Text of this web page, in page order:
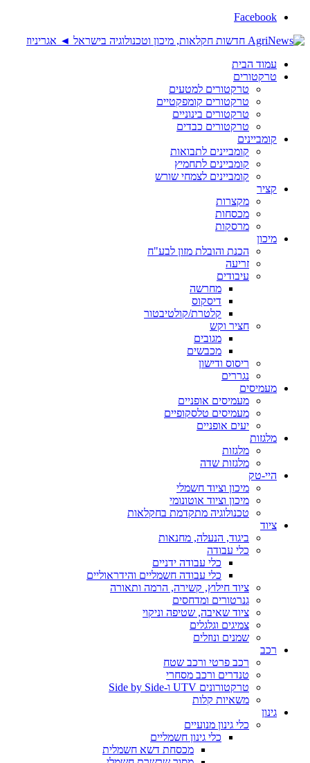
Facebook
עמוד הבית
טרקטורים
טרקטורים למטעים
טרקטורים קומפקטיים
טרקטורים בינוניים
טרקטורים כבדים
קומביינים
קומביינים לתבואות
קומביינים לתחמיץ
קומביינים לצמחי שורש
קציר
מקצרות
מכסחות
מרסקות
מיכון
הכנת והובלת מזון לבע"ח
זריעה
עיבודים
מחרשה
דיסקוס
קלטרת/קולטיבטור
חציר וקש
מגובים
מכבשים
ריסוס ודישון
נגררים
מעמיסים
מעמיסים אופניים
מעמיסים טלסקופיים
יעים אופניים
מלגזות
מלגזות
מלגזות שדה
היי-טק
מיכון וציוד חשמלי
מיכון וציוד אוטונומי
טכנולוגיה מתקדמת בחקלאות
ציוד
ביגוד, הנעלה, מחנאות
כלי עבודה
כלי עבודה ידניים
כלי עבודה חשמליים והידראוליים
ציוד חילוץ, קשירה, הרמה ותאורה
גנרטורים ומדחסים
ציוד שאיבה, שטיפה וניקוי
צמיגים וגלגלים
שמנים ונוזלים
רכב
רכב פרטי ורכב שטח
טנדרים ורכב מסחרי
טרקטורונים UTV ו-Side by Side
משאיות קלות
גינון
כלי גינון מנועיים
כלי גינון חשמליים
מכסחת דשא חשמלית